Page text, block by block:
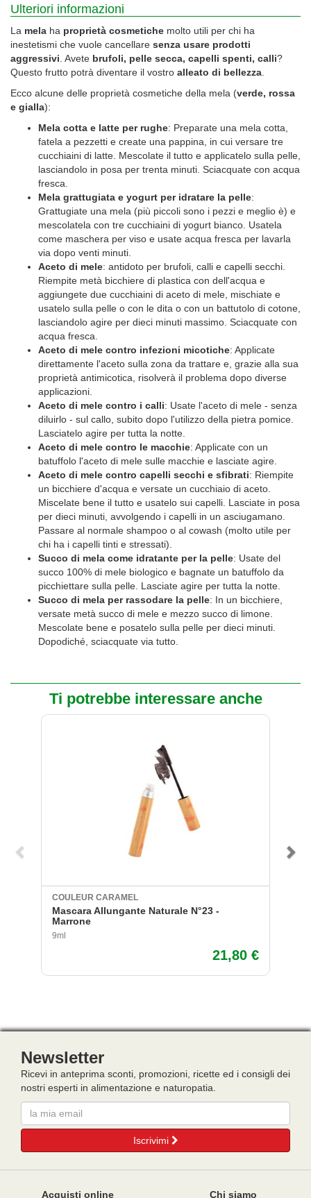
Ulteriori informazioni
La mela ha proprietà cosmetiche molto utili per chi ha
inestetismi che vuole cancellare senza usare prodotti
aggressivi . Avete brufoli, pelle secca, capelli spenti, calli?
Questo frutto potrà diventare il vostro alleato di bellezza
Ecco alcune delle proprietà cosmetiche della mela (verde, rossa
e gialla):
Mela cotta e latte per rughe: Preparate una mela cotta,
fatela a pezzetti e create una pappina, in cui versare tre
cucchiaini di latte. Mescolate il tutto e applicatelo sulla pelle,
lasciandolo in posa per trenta minuti. Sciacquate con acqua
fresca.
Mela grattugiata e yogurt per idratare la pelle:
Grattugiate una mela (più piccoli sono i pezzi e meglio è) e
mescolatela con tre cucchiaini di yogurt bianco. Usatela
come maschera per viso e usate acqua fresca per lavarla
via dopo venti minuti.
Aceto di mele: antidoto per brufoli, calli e capelli secchi.
Riempite metà bicchiere di plastica con dell'acqua e
aggiungete due cucchiaini di aceto di mele, mischiate e
usatelo sulla pelle o con le dita o con un battutolo di cotone,
lasciandolo agire per dieci minuti massimo. Sciacquate con
acqua fresca.
Aceto di mele contro infezioni micotiche: Applicate
direttamente l'aceto sulla zona da trattare e, grazie alla sua
proprietà antimicotica, risolverà il problema dopo diverse
applicazioni.
Aceto di mele contro i calli: Usate l'aceto di mele - senza
diluirlo - sul callo, subito dopo l'utilizzo della pietra pomice.
Lasciatelo agire per tutta la notte.
Aceto di mele contro le macchie: Applicate con un
batuffolo l'aceto di mele sulle macchie e lasciate agire.
Aceto di mele contro capelli secchi e sfibrati: Riempite
un bicchiere d'acqua e versate un cucchiaio di aceto.
Miscelate bene il tutto e usatelo sui capelli. Lasciate in posa
per dieci minuti, avvolgendo i capelli in un asciugamano.
Passare al normale shampoo o al cowash (molto utile per
chi ha i capelli tinti e stressati).
Succo di mela come idratante per la pelle: Usate del
succo 100% di mele biologico e bagnate un batuffolo da
picchiettare sulla pelle. Lasciate agire per tutta la notte.
Succo di mela per rassodare la pelle: In un bicchiere,
versate metà succo di mele e mezzo succo di limone.
Mescolate bene e posatelo sulla pelle per dieci minuti.
Dopodiché, sciacquate via tutto.
Ti potrebbe interessare anche
COULEUR CARAMEL
Mascara Allungante Naturale N°23 -
Marrone
9ml
21,80 €
Newsletter
Ricevi in anteprima sconti, promozioni, ricette ed i consigli dei
nostri esperti in alimentazione e naturopatia.
Email
Iscrivimi
Acquisti online Chi siamo